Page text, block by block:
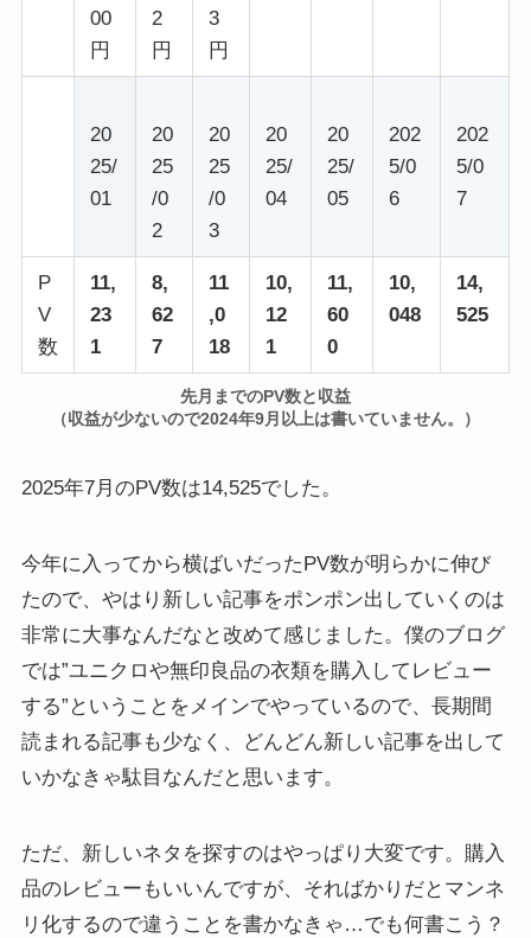
00
円
2
円
3
円
20
25/
01
20
25
/0
2
20
25
/0
3
20
25/
04
20
25/
05
202
5/0
6
202
5/0
7
P
V
数
11,
23
1
8,
62
7
11
,0
18
10,
12
1
11,
60
0
10,
048
14,
525
先月までのPV数と収益
（収益が少ないので2024年9月以上は書いていません。）
2025年7月のPV数は14,525でした。
今年に入ってから横ばいだったPV数が明らかに伸び
たので、やはり新しい記事をポンポン出していくのは
非常に大事なんだなと改めて感じました。僕のブログ
では”ユニクロや無印良品の衣類を購入してレビュー
する”ということをメインでやっているので、長期間
読まれる記事も少なく、どんどん新しい記事を出して
いかなきゃ駄目なんだと思います。
ただ、新しいネタを探すのはやっぱり大変です。購入
品のレビューもいいんですが、そればかりだとマンネ
リ化するので違うことを書かなきゃ…でも何書こう？